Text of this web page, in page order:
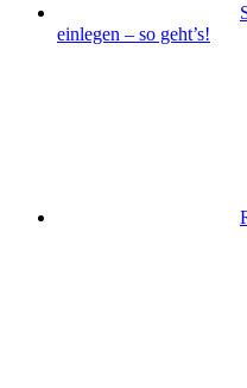
einlegen – so geht’s!